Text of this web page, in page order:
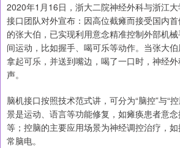
2020年1月16日，浙大二院神经外科与浙江
接口团队对外宣布：因高位截瘫而接受国内
的张大伯，已实现利用意念精准控制外部机
间运动，比如握手、喝可乐等动作。当张大
拿起可乐，并送到嘴边，喝了一口时，神经
声。
脑机接口按照技术范式讲，可分为“脑控”与“
景是运动、语言等功能修复，如瘫痪患者意
等；控脑的主要应用场景为神经调控治疗，
常脑电。